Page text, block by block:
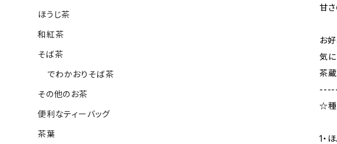
甘さ
お
気
茶
☆種
1・
ほうじ茶
和紅茶
そば茶
でわかおりそば茶
その他のお茶
便利なティーバッグ
茶葉